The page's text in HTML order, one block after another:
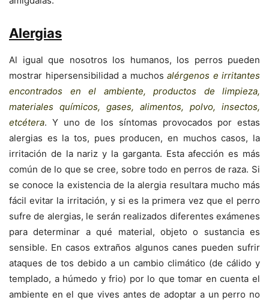
Alergias
Al igual que nosotros los humanos, los perros pueden
mostrar hipersensibilidad a muchos alérgenos e irritantes
encontrados en el ambiente, productos de limpieza,
materiales químicos, gases, alimentos, polvo, insectos,
etcétera. Y uno de los síntomas provocados por estas
alergias es la tos, pues producen, en muchos casos, la
irritación de la nariz y la garganta. Esta afección es más
común de lo que se cree, sobre todo en perros de raza. Si
se conoce la existencia de la alergia resultara mucho más
fácil evitar la irritación, y si es la primera vez que el perro
sufre de alergias, le serán realizados diferentes exámenes
para determinar a qué material, objeto o sustancia es
sensible. En casos extraños algunos canes pueden sufrir
ataques de tos debido a un cambio climático (de cálido y
templado, a húmedo y frio) por lo que tomar en cuenta el
ambiente en el que vives antes de adoptar a un perro no